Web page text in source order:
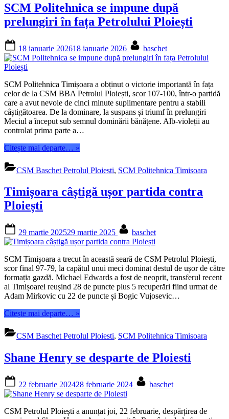
Prahova
Ploiești
pleacă
două
victorii
din
SCM Politehnica se impune după
prelungiri în fața Petrolului Ploiești
on
18 ianuarie 202618 ianuarie 2026 baschet
SCM Politehnica Timișoara a obținut o victorie importantă în fața
celor de la CSM BBA Petrolul Ploiești, scor 107-100, într-o partidă
care a avut nevoie de cinci minute suplimentare pentru a stabili
câștigătoarea. De la dominare, la suspans și triumf în prelungiri
Meciul a început sub semnul dominării bănățene. Alb-violeții au
controlat prima parte a…
Citește mai departe… “SCM
impune
prelungiri
Ploiești”
»
CSM Baschet Petrolul Ploiesti, SCM Politehnica Timisoara
Timișoara câștigă ușor partida contra
Ploiești
on
29 martie 202529 martie 2025 baschet
SCM Timișoara a trecut în această seară de CSM Petrolul Ploiești,
scor final 97-79, la capătul unui meci dominat destul de ușor de către
formația gazdă. Michael Edwards a fost de neoprit, transferul recent
al Timișoarei reușind 28 de puncte plus 5 recuperări fiind urmat de
Adam Mirkovic cu 22 de puncte și Bogic Vujosevic…
Citește mai departe… “Timișoara
ușor
partida
Ploiești”
»
CSM Baschet Petrolul Ploiesti, SCM Politehnica Timisoara
Shane Henry se desparte de Ploiesti
on
22 februarie 202428 februarie 2024 baschet
CSM Petrolul Ploiești a anunțat joi, 22 februarie, despărțirea de